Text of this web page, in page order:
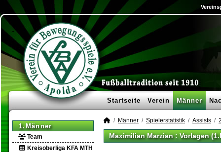
Startseite Verein Männer
1.Männer
Team
Kreisoberliga KFA MTH
Männer Spielerstatistik Assists
Maximilian Marzian : Vorlagen